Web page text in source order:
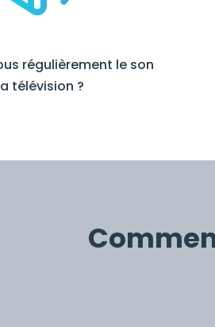
régulièrement le son
télévision ?